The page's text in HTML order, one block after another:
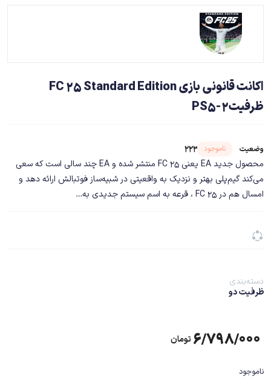
اکانت قانونی بازی FC 25 Standard Edition
ظرفیت2-PS5
وضعیت ناموجود
شناسه محصول ۲۲۳۸۲
محصول جدید EA یعنی FC 25 منتشر شده و EA چند سالی است که سعی
می‌کند گیم‌پلی بهتر و نزدیک به واقعیتی در شبیه‌ساز فوتبالش ارائه دهد و
امسال هم در FC 25 ، قرعه به اسم سیستم جدیدی به…
دسته‌بندی
ظرفیت دو
۶/۷۹۸/۰۰۰ تومان
ناموجود